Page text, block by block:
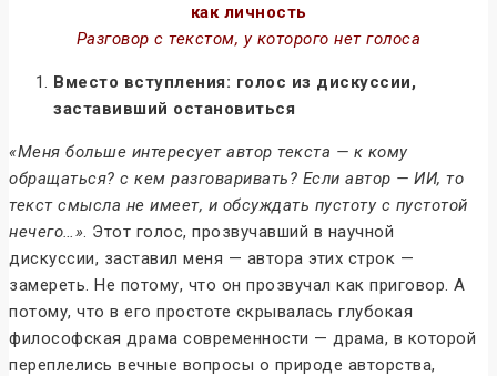
как личность
Разговор с текстом, у которого нет голоса
Вместо вступления: голос из дискуссии,
заставивший остановиться
«Меня больше интересует автор текста — к кому
обращаться? с кем разговаривать? Если автор — ИИ, то
текст смысла не имеет, и обсуждать пустоту с пустотой
нечего…». Этот голос, прозвучавший в научной
дискуссии, заставил меня — автора этих строк —
замереть. Не потому, что он прозвучал как приговор. А
потому, что в его простоте скрывалась глубокая
философская драма современности — драма, в которой
переплелись вечные вопросы о природе авторства,